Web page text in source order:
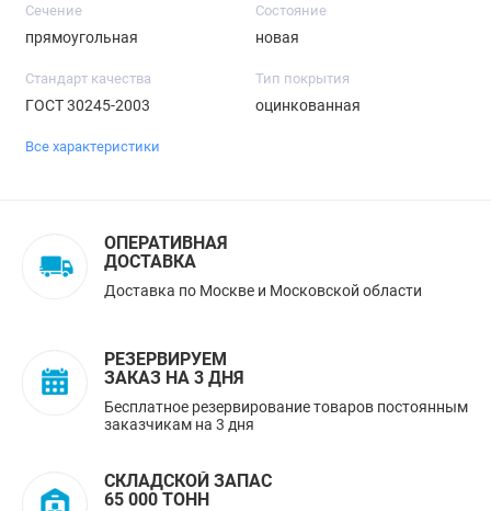
Сечение
прямоугольная
Состояние
новая
Стандарт качества
ГОСТ 30245-2003
Тип покрытия
оцинкованная
Все характеристики
ОПЕРАТИВНАЯ
ДОСТАВКА
Доставка по Москве и Московской области
РЕЗЕРВИРУЕМ
ЗАКАЗ НА 3 ДНЯ
Бесплатное резервирование товаров постоянным
заказчикам на 3 дня
СКЛАДСКОЙ ЗАПАС
65 000 ТОНН